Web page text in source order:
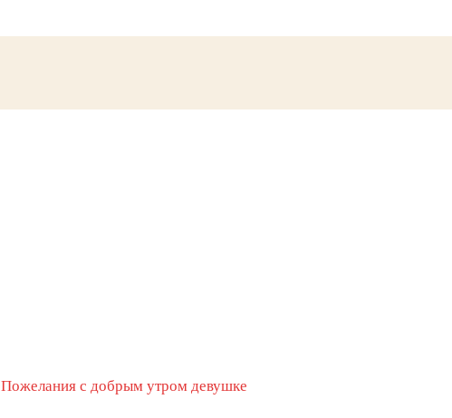
Пожелания с добрым утром девушке